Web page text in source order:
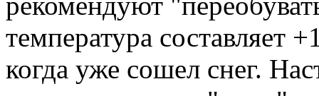
температура составляет
когда уже сошел снег.